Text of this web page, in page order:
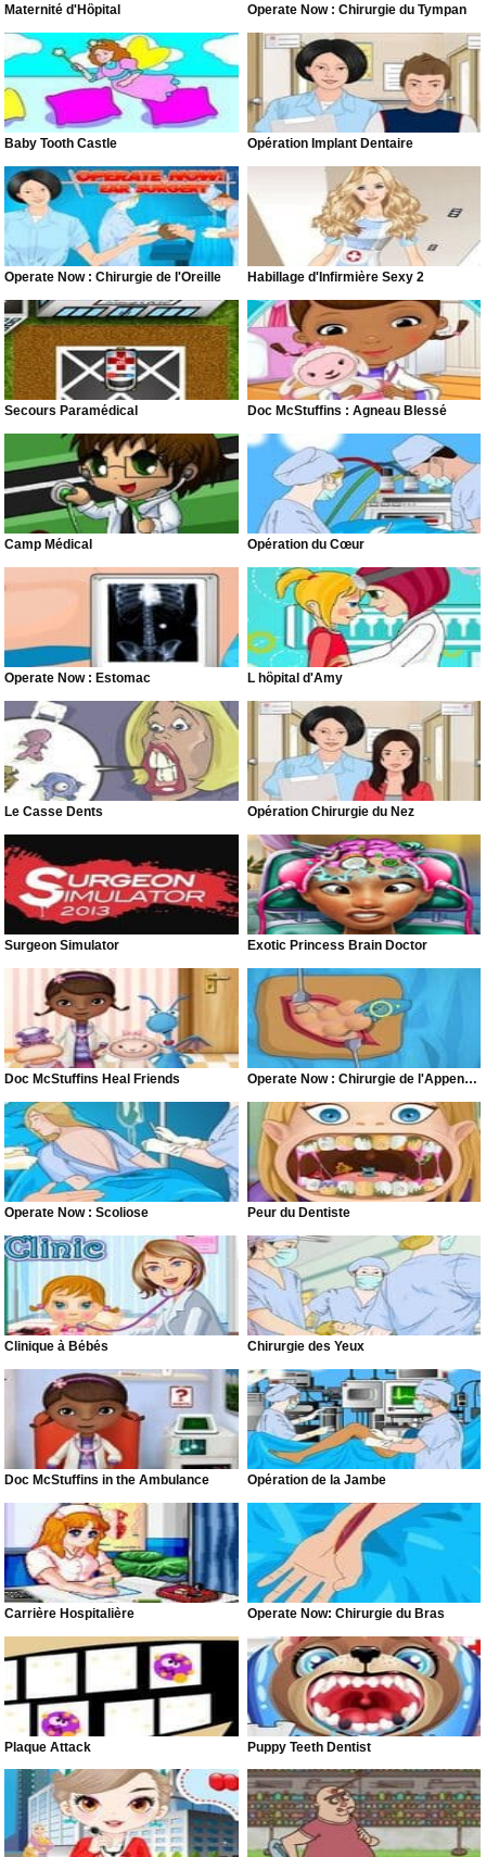
Maternité d'Hôpital Operate Now : Chirurgie du Tympan
Baby Tooth Castle Opération Implant Dentaire
Operate Now : Chirurgie de l'Oreille Habillage d'Infirmière Sexy 2
Secours Paramédical Doc McStuffins : Agneau Blessé
Camp Médical Opération du Cœur
Operate Now : Estomac L hôpital d'Amy
Le Casse Dents Opération Chirurgie du Nez
Surgeon Simulator Exotic Princess Brain Doctor
Doc McStuffins Heal Friends Operate Now : Chirurgie de l'Appendicite
Operate Now : Scoliose Peur du Dentiste
Clinique à Bébés Chirurgie des Yeux
Doc McStuffins in the Ambulance Opération de la Jambe
Carrière Hospitalière Operate Now: Chirurgie du Bras
Plaque Attack Puppy Teeth Dentist